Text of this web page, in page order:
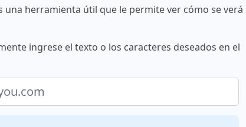
una herramienta útil que le permite ver cómo se verá
ingrese el texto o los caracteres deseados en el